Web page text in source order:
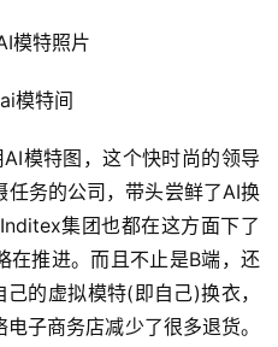
模特照片
模特间
模特图，这个快时尚的领导
务的公司，带头尝鲜了AI换
集团也都在这方面下了
在推进。而且不止是B端，还
的虚拟模特(即自己)换衣，
子商务店减少了很多退货。